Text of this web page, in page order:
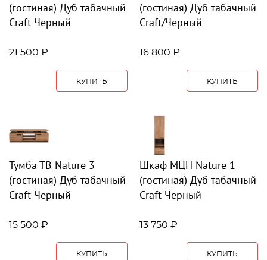
(гостиная) Дуб табачный
Craft Черный
21 500 ₽
КУПИТЬ
(гостиная) Дуб табачный
Craft/Черный
16 800 ₽
КУПИТЬ
Тумба ТВ Nature 3
(гостиная) Дуб табачный
Craft Черный
15 500 ₽
КУПИТЬ
Шкаф МЦН Nature 1
(гостиная) Дуб табачный
Craft Черный
13 750 ₽
КУПИТЬ